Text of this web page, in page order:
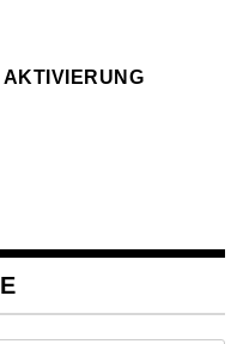
AKTIVIERUNG